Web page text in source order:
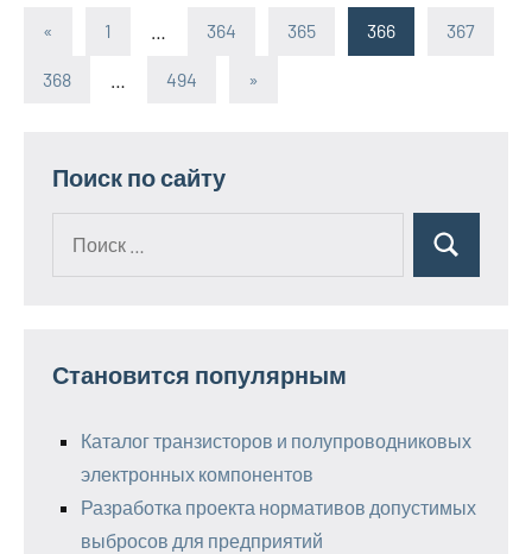
Пагинация
«
Предыдущие
1 364 365 366 367
368 494
Следующие
»
Поиск по сайту
Поиск
Становится популярным
Каталог транзисторов и полупроводниковых
электронных компонентов
Разработка проекта нормативов допустимых
выбросов для предприятий